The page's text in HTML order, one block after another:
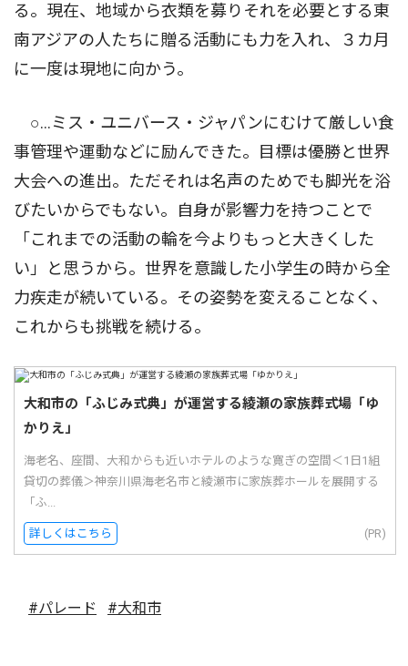
る。現在、地域から衣類を募りそれを必要とする東
南アジアの人たちに贈る活動にも力を入れ、３カ月
に一度は現地に向かう。
○…ミス・ユニバース・ジャパンにむけて厳しい食
事管理や運動などに励んできた。目標は優勝と世界
大会への進出。ただそれは名声のためでも脚光を浴
びたいからでもない。自身が影響力を持つことで
「これまでの活動の輪を今よりもっと大きくした
い」と思うから。世界を意識した小学生の時から全
力疾走が続いている。その姿勢を変えることなく、
これからも挑戦を続ける。
大和市の「ふじみ式典」が運営する綾瀬の家族葬式場「ゆ
かりえ」
海老名、座間、大和からも近いホテルのような寛ぎの空間＜1日1組
貸切の葬儀＞神奈川県海老名市と綾瀬市に家族葬ホールを展開する
「ふ...
詳しくはこちら (PR)
#パレード #大和市